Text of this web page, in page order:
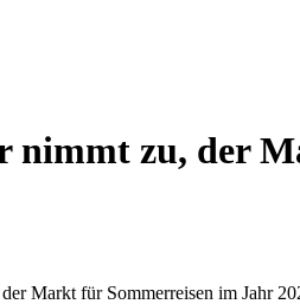
nimmt zu, der
Markt für Sommerreisen im Jahr